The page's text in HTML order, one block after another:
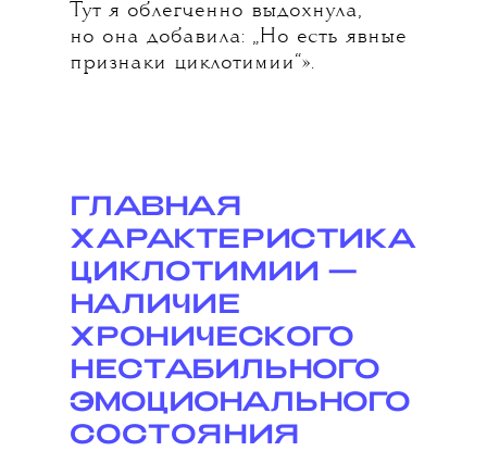
Тут я облегченно выдохнула,
но она добавила: „Но есть явные
признаки циклотимии“».
ГЛАВНАЯ
ХАРАКТЕРИСТИКА
ЦИКЛОТИМИИ —
НАЛИЧИЕ
ХРОНИЧЕСКОГО
НЕСТАБИЛЬНОГО
ЭМОЦИОНАЛЬНОГО
СОСТОЯНИЯ